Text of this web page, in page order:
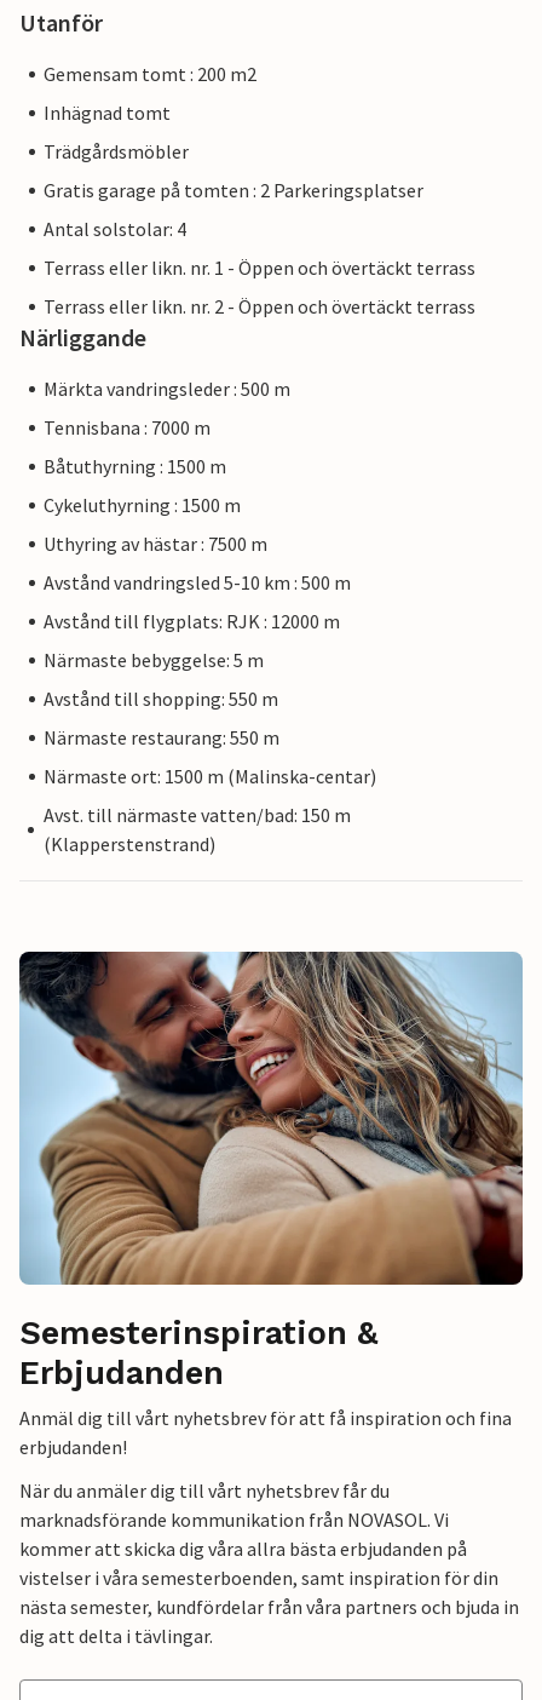
Utanför
Gemensam tomt : 200 m2
Inhägnad tomt
Trädgårdsmöbler
Gratis garage på tomten : 2 Parkeringsplatser
Antal solstolar: 4
Terrass eller likn. nr. 1 - Öppen och övertäckt terrass
Terrass eller likn. nr. 2 - Öppen och övertäckt terrass
Närliggande
Märkta vandringsleder : 500 m
Tennisbana : 7000 m
Båtuthyrning : 1500 m
Cykeluthyrning : 1500 m
Uthyring av hästar : 7500 m
Avstånd vandringsled 5-10 km : 500 m
Avstånd till flygplats: RJK : 12000 m
Närmaste bebyggelse: 5 m
Avstånd till shopping: 550 m
Närmaste restaurang: 550 m
Närmaste ort: 1500 m (Malinska-centar)
Avst. till närmaste vatten/bad: 150 m
(Klapperstenstrand)
Semesterinspiration &
Erbjudanden
Anmäl dig till vårt nyhetsbrev för att få inspiration och fina
erbjudanden!
När du anmäler dig till vårt nyhetsbrev får du
marknadsförande kommunikation från NOVASOL. Vi
kommer att skicka dig våra allra bästa erbjudanden på
vistelser i våra semesterboenden, samt inspiration för din
nästa semester, kundfördelar från våra partners och bjuda in
dig att delta i tävlingar.